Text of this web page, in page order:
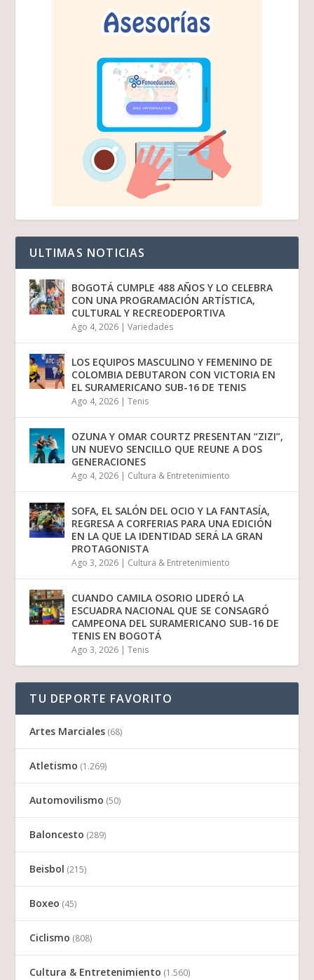
ULTIMAS NOTICIAS
BOGOTÁ CUMPLE 488 AÑOS Y LO CELEBRA
CON UNA PROGRAMACIÓN ARTÍSTICA,
CULTURAL Y RECREODEPORTIVA
Ago 4, 2026 |Variedades
LOS EQUIPOS MASCULINO Y FEMENINO DE
COLOMBIA DEBUTARON CON VICTORIA EN
EL SURAMERICANO SUB-16 DE TENIS
Ago 4, 2026 |Tenis
OZUNA Y OMAR COURTZ PRESENTAN “ZIZI”,
UN NUEVO SENCILLO QUE REUNE A DOS
GENERACIONES
Ago 4, 2026 | Cultura & Entretenimiento
SOFA, EL SALÓN DEL OCIO Y LA FANTASÍA,
REGRESA A CORFERIAS PARA UNA EDICIÓN
EN LA QUE LA IDENTIDAD SERÁ LA GRAN
PROTAGONISTA
Ago 3, 2026 | Cultura & Entretenimiento
CUANDO CAMILA OSORIO LIDERÓ LA
ESCUADRA NACIONAL QUE SE CONSAGRÓ
CAMPEONA DEL SURAMERICANO SUB-16 DE
TENIS EN BOGOTÁ
Ago 3, 2026 |Tenis
TU DEPORTE FAVORITO
Artes Marciales (68)
Atletismo (1.269)
Automovilismo (50)
Baloncesto (289)
Beisbol (215)
Boxeo (45)
Ciclismo (808)
Cultura & Entretenimiento (1.560)